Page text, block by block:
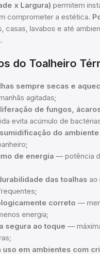
x Largura) permitem
comprometer a estética.
casas, lavabos e até
do Toalheiro
sempre secas e
agitadas;
de fungos,
evita acúmulo de
do ambiente
de energia — potência
das toalhas ao
correto —
energia;
segura ao toque —
uso em ambientes com